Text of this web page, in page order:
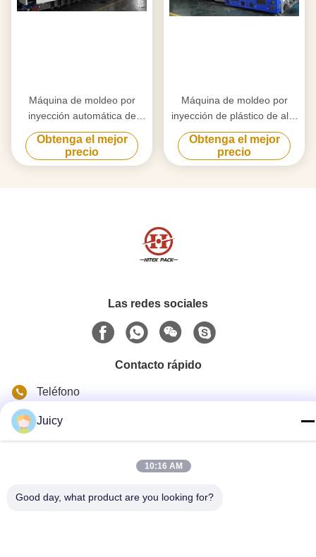
Máquina de moldeo por
inyección automática de
2000T, Máquina de moldeo
por inyección industrial
Obtenga el mejor
precio
Máquina de moldeo por
inyección de plástico de alta
velocidad para productos de
paredes delgadas estable
Obtenga el mejor
precio
Las redes sociales
Contacto rápido
Teléfono
86-576-84903788
Email
sales@hitek-pack.com
Juicy
10:16 AM
Good day, what product are you looking for?